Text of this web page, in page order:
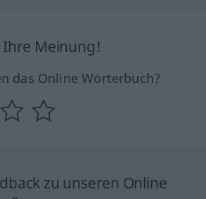
Ihre Meinung!
das Online Wörterbuch?
zu unseren Online